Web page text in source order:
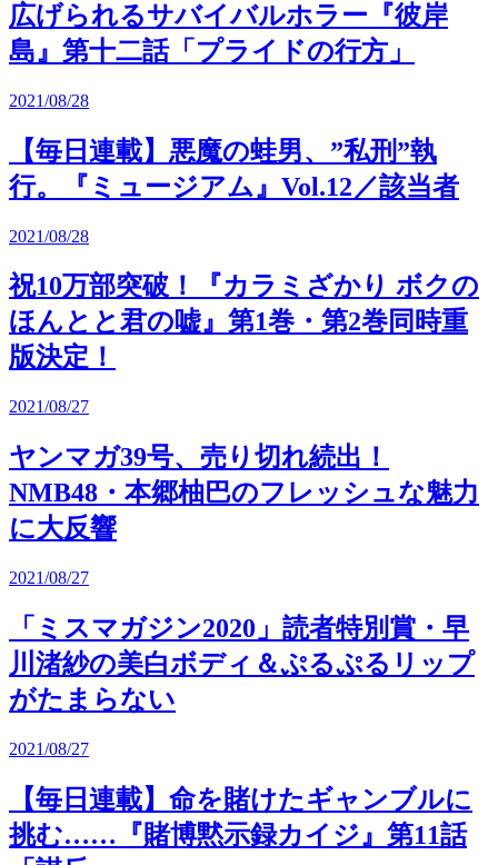
広げられるサバイバルホラー『彼岸
島』第十二話「プライドの行方」
2021/08/28
【毎日連載】悪魔の蛙男、”私刑”執
行。『ミュージアム』Vol.12／該当者
2021/08/28
祝10万部突破！『カラミざかり ボクの
ほんとと君の嘘』第1巻・第2巻同時重
版決定！
2021/08/27
ヤンマガ39号、売り切れ続出！
NMB48・本郷柚巴のフレッシュな魅力
に大反響
2021/08/27
「ミスマガジン2020」読者特別賞・早
川渚紗の美白ボディ＆ぷるぷるリップ
がたまらない
2021/08/27
【毎日連載】命を賭けたギャンブルに
挑む……『賭博黙示録カイジ』第11話